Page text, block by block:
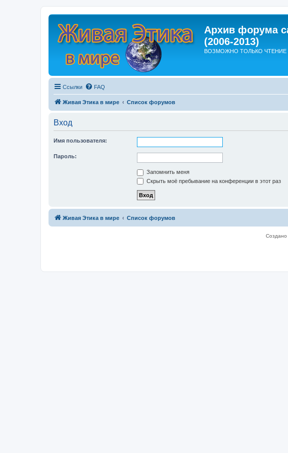
Архив форума
(2006-2013)
ВОЗМОЖНО ТОЛЬКО ЧТЕНИЕ
Ссылки FAQ
Живая Этика в мире Список форумов
Вход
Имя пользователя:
Пароль:
Запомнить меня
Скрыть моё пребывание на конференции в этот раз
Живая Этика в мире Список форумов
Создано